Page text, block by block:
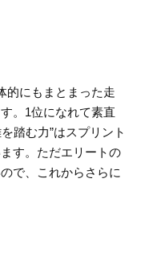
的にもまとまった走
。1位になれて素直
踏む力”はスプリント
す。ただエリートの
で、これからさらに